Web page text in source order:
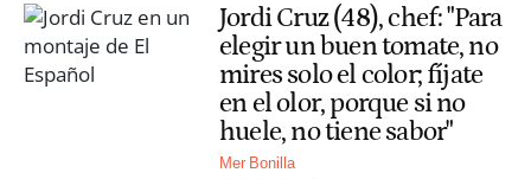
Jordi Cruz (48), chef: "Para
elegir un buen tomate, no
mires solo el color; fíjate
en el olor, porque si no
huele, no tiene sabor"
Mer Bonilla